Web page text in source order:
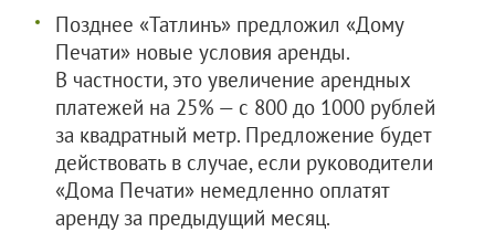
Позднее «Татлинъ» предложил «Дому
Печати» новые условия аренды.
В частности, это увеличение арендных
платежей на 25% — с 800 до 1000 рублей
за квадратный метр. Предложение будет
действовать в случае, если руководители
«Дома Печати» немедленно оплатят
аренду за предыдущий месяц.